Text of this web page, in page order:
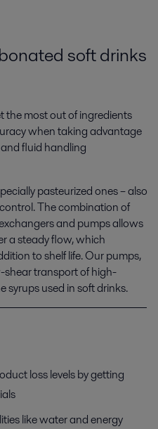
soft drinks
the most out of ingredients
when taking advantage
fluid handling
pasteurized ones – also
The combination of
and pumps allows
a steady flow, which
to shelf life. Our pumps,
shear transport of high-
syrups used in soft drinks.
loss levels by getting
like water and energy